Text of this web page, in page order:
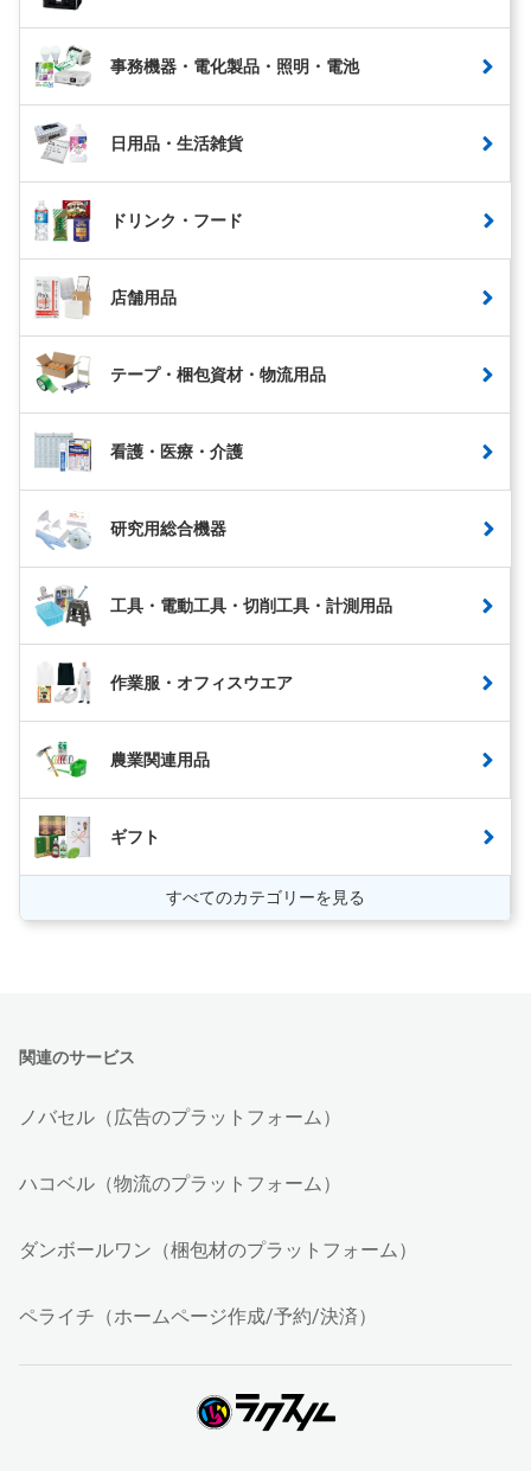
事務機器・電化製品・照明・電池
日用品・生活雑貨
ドリンク・フード
店舗用品
テープ・梱包資材・物流用品
看護・医療・介護
研究用総合機器
工具・電動工具・切削工具・計測用品
作業服・オフィスウエア
農業関連用品
ギフト
すべてのカテゴリーを見る
関連のサービス
ノバセル（広告のプラットフォーム）
ハコベル（物流のプラットフォーム）
ダンボールワン（梱包材のプラットフォーム）
ペライチ（ホームページ作成/予約/決済）